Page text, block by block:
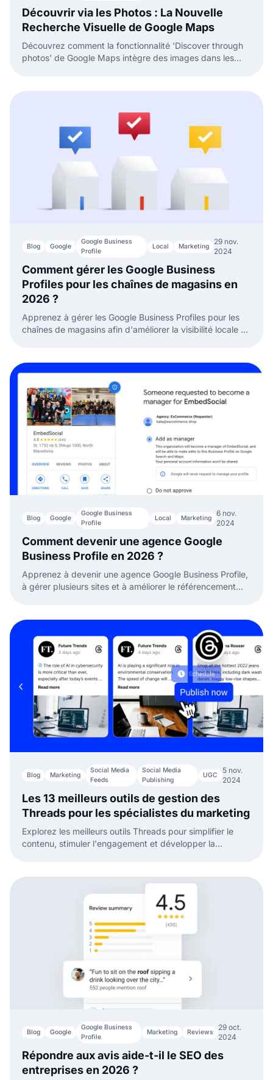
Découvrir via les Photos : La Nouvelle
Recherche Visuelle de Google Maps
Découvrez comment la fonctionnalité 'Discover through
photos' de Google Maps intègre des images dans les
Blog Google
Google Business
Profile
Local Marketing
29 nov.
2024
Comment gérer les Google Business
Profiles pour les chaînes de magasins en
2026 ?
Apprenez à gérer les Google Business Profiles pour les
chaînes de magasins afin d'améliorer la visibilité locale et
Blog Google
Google Business
Profile
Local Marketing
6 nov.
2024
Comment devenir une agence Google
Business Profile en 2026 ?
Apprenez à devenir une agence Google Business Profile,
à gérer plusieurs sites et à améliorer le référencement
Blog Marketing
Social Media
Feeds
Social Media
Publishing
UGC
5 nov.
2024
Les 13 meilleurs outils de gestion des
Threads pour les spécialistes du marketing
Explorez les meilleurs outils Threads pour simplifier le
contenu, stimuler l'engagement et développer la
Blog Google
Google Business
Profile
Marketing Reviews
29 oct.
2024
Répondre aux avis aide-t-il le SEO des
entreprises en 2026 ?